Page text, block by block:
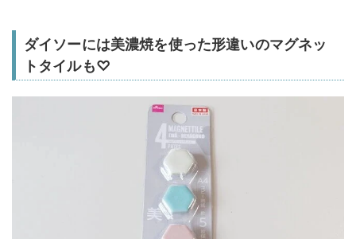
ダイソーには美濃焼を使った形違いのマグネッ
トタイルも♡